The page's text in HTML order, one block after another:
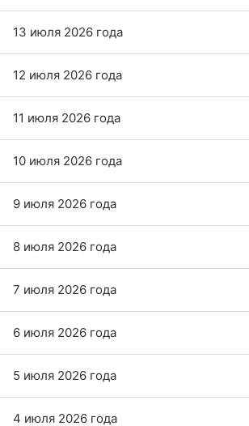
13 июля 2026 года
12 июля 2026 года
11 июля 2026 года
10 июля 2026 года
9 июля 2026 года
8 июля 2026 года
7 июля 2026 года
6 июля 2026 года
5 июля 2026 года
4 июля 2026 года